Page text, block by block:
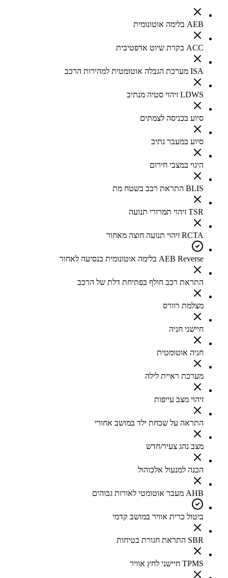
AEB בלימה אוטונומית
ACC בקרת שיוט אדפטיבית
ISA מערכת הגבלה אוטומטית למהירות הרכב
LDWS זיהוי סטיה מנתיב
סיוע בכניסה לצמתים
סיוע במעבר נתיב
היגוי במצבי חירום
BLIS התראת רכב בשטח מת
TSR זיהוי תמרורי תנועה
RCTA זיהוי תנועה חוצה מאחור
AEB Reverse בלימה אוטונומית בנסיעה לאחור
התראת רכב חולף בפתיחת דלת של הרכב
מצלמת רוורס
חיישני חניה
חניה אוטומטית
מערכת ראיית לילה
זיהוי מצב עייפות
התראה על שכחת ילד במושב אחורי
מצב נהג צעיר/חדש
הכנה למנעול אלכוהול
AHB מעבר אוטומטי לאורות גבוהים
ביטול כרית אוויר במושב קדמי
SBR התראת חגורת בטיחות
TPMS חיישני לחץ אוויר